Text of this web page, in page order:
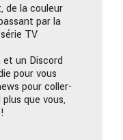
de la couleur
par la
TV
un Discord
pour vous
pour coller-
que vous,